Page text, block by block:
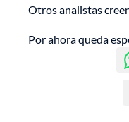
Otros analistas
Por ahora queda